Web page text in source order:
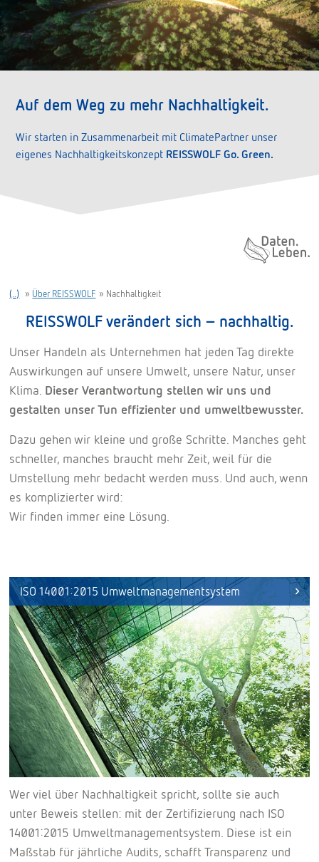
Auf dem Weg zu mehr Nachhaltigkeit.
Wir starten in Zusammenarbeit mit ClimatePartner unser
eigenes Nachhaltigkeitskonzept REISSWOLF Go. Green.
Daten. Leben.
(..) » Über REISSWOLF » Nachhaltigkeit
REISSWOLF verändert sich – nachhaltig.
Unser Handeln als Unternehmen hat jeden Tag direkte
Auswirkungen auf unsere Umwelt, unsere Natur, unser
Klima. Dieser Verantwortung stellen wir uns und
gestalten unser Tun effizienter und umweltbewusster.
Dazu gehen wir kleine und große Schritte. Manches geht
schneller, manches braucht mehr Zeit, weil für die
Umstellung mehr bedacht werden muss. Und auch, wenn
es komplizierter wird:
Wir finden immer eine Lösung.
ISO 14001:2015 Umweltmanagementsystem
Wer viel über Nachhaltigkeit spricht, sollte sie auch
unter Beweis stellen: mit der Zertifizierung nach ISO
14001:2015 Umweltmanagementsystem. Diese ist ein
Maßstab für jährliche Audits, schafft Transparenz und